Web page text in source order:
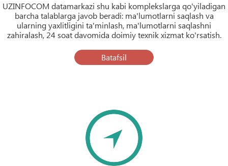
UZINFOCOM datamarkazi shu kabi komplekslarga qo'yiladigan
barcha talablarga javob beradi: ma'lumotlarni saqlash va
ularning yaxlitligini ta'minlash, ma'lumotlarni saqlashni
zahiralash, 24 soat davomida doimiy texnik xizmat ko'rsatish.
Batafsil